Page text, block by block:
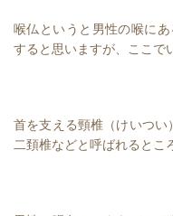
喉仏というと男性の喉に
すると思いますが、ここで
首を支える頸椎（けいつい
二頚椎などと呼ばれるとこ